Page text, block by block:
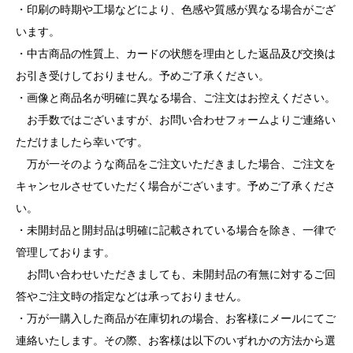
・印刷の時期や工場などにより、色感や質感が異なる場合がござ
います。
・中古商品の性質上、カードの状態を理由とした返品及び交換は
お引き受けしておりません。予めご了承ください。
・画像と商品名が明確に異なる場合、ご注文はお控えください。
お手数ではございますが、お問い合わせフォームよりご連絡い
ただけましたら幸いです。
万が一そのような商品をご注文いただきました場合、ご注文を
キャンセルさせていただく場合がございます。予めご了承くださ
い。
・未開封品と開封品は明確に記載されている場合を除き、一律で
管理しております。
お問い合わせいただきましても、未開封品の有無に対するご回
答やご注文時の指定などは承っておりません。
・万が一購入した商品が在庫切れの場合、お客様にメールにてご
連絡いたします。その際、お客様は以下のいずれかの方法から選